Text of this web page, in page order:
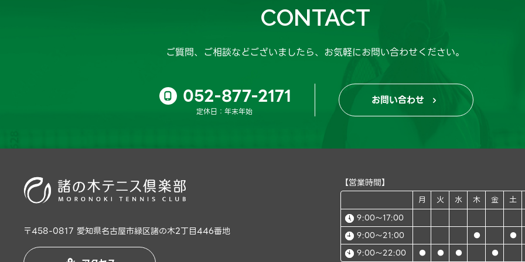
CONTACT
ご質問、ご相談などございましたら、 お気軽にお問い合わせください。
 052-877-2171
定休日：年末年始
お問い合わせ 
〒458-0817 愛知県名古屋市緑区諸の木2丁目446番地
【営業時間】
月 火 水 木 金
土
9:00～17:00
9:00～21:00
● ●
9:00～22:00 ● ● ● ●